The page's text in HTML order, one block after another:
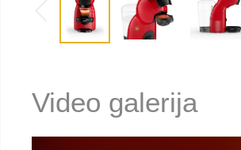
Video galerija